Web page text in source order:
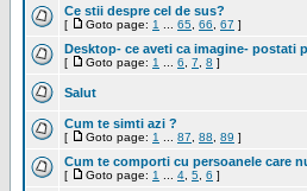
Ce stii despre cel de sus?
[ Goto page: 1 65 66 67 ]
Desktop- ce aveti ca imagine- postati
[ Goto page: 1 6 7 8 ]
Salut
Cum te simti azi ?
[ Goto page: 1 87 88 89 ]
Cum te comporti cu persoanele care
[ Goto page: 1 4 5 6 ]